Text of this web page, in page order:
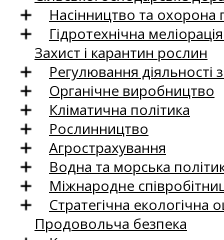
Насінництво та
Гідротехнічна
Захист і карантин рослин
Регулювання
Органічне виробництво
Кліматична політика
Рослинництво
Агрострахування
Водна та морська
Міжнародне
Стратегічна екологічна
Продовольча безпека